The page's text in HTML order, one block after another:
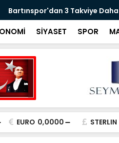
Bartınspor'dan 3 Takviye Daha
SİYASET SPOR
EURO 0,0000 STERLIN